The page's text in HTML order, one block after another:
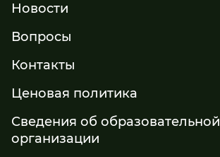
Новости
Вопросы
Контакты
Ценовая политика
Сведения об образовательной
организации